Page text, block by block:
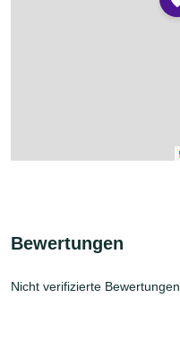
Bewertungen
Nicht verifizierte Bewertungen